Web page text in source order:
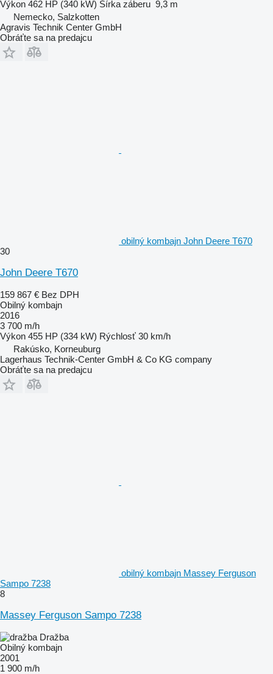
Výkon 462 HP (340 kW) Šírka záberu 9,3 m
Nemecko, Salzkotten
Agravis Technik Center GmbH
Obráťte sa na predajcu
obilný kombajn John Deere T670
30
John Deere T670
159 867 € Bez DPH
Obilný kombajn
2016
3 700 m/h
Výkon 455 HP (334 kW) Rýchlosť 30 km/h
Rakúsko, Korneuburg
Lagerhaus Technik-Center GmbH & Co KG company
Obráťte sa na predajcu
obilný kombajn Massey Ferguson
Sampo 7238
8
Massey Ferguson Sampo 7238
Dražba
Obilný kombajn
2001
1 900 m/h